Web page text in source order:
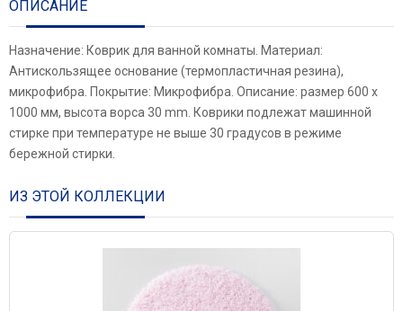
ОПИСАНИЕ
Назначение: Коврик для ванной комнаты. Материал:
Антискользящее основание (термопластичная резина),
микрофибра. Покрытие: Микрофибра. Описание: размер 600 х
1000 мм, высота ворса 30 mm. Коврики подлежат машинной
стирке при температуре не выше 30 градусов в режиме
бережной стирки.
ИЗ ЭТОЙ КОЛЛЕКЦИИ